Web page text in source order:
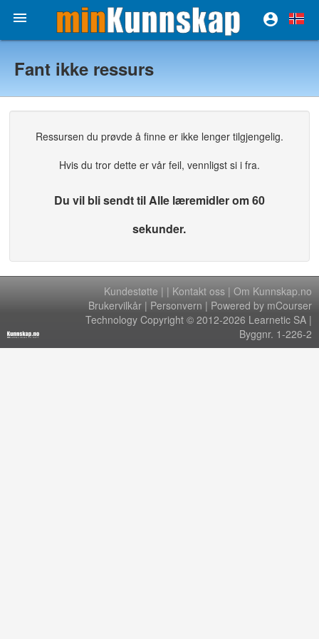


Fant ikke ressurs
Ressursen du prøvde å finne er ikke lenger tilgjengelig.
Hvis du tror dette er vår feil, vennligst si i fra.
Du vil bli sendt til Alle læremidler om 60
sekunder.
Kundestøtte | | Kontakt oss | Om Kunnskap.no
Brukervilkår | Personvern | Powered by mCourser
Technology Copyright © 2012-2026 Learnetic SA |
Byggnr. 1-226-2